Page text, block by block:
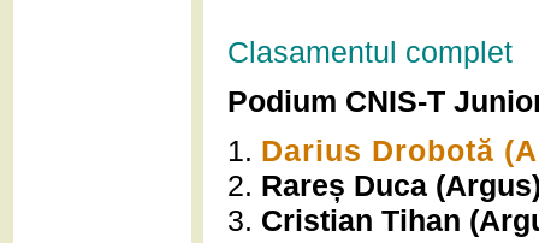
Clasamentul complet
Podium CNIS-T
1. Darius Drobotă
2. Rareș Duca
3. Cristian Tihan